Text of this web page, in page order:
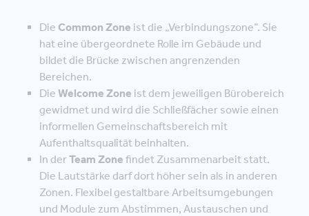
Die Common Zone ist die „Verbindungszone“. Sie
hat eine übergeordnete Rolle im Gebäude und
bildet die Brücke zwischen angrenzenden
Bereichen.
Die Welcome Zone ist dem jeweiligen Bürobereich
gewidmet und wird die Schließfächer sowie einen
informellen Gemeinschaftsbereich mit
Aufenthaltsqualität beinhalten.
In derTeam Zone findet Zusammenarbeit statt.
Die Lautstärke darf dort höher sein als in anderen
Zonen. Flexibel gestaltbare Arbeitsumgebungen
und Module zum Abstimmen, Austauschen und